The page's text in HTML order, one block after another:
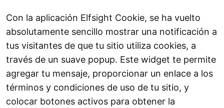
Con la aplicación Elfsight Cookie, se ha vuelto
absolutamente sencillo mostrar una notificación a
tus visitantes de que tu sitio utiliza cookies, a
través de un suave popup. Este widget te permite
agregar tu mensaje, proporcionar un enlace a los
términos y condiciones de uso de tu sitio, y
colocar botones activos para obtener la